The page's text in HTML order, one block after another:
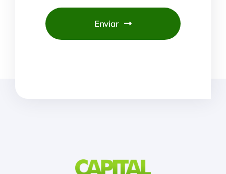
Enviar